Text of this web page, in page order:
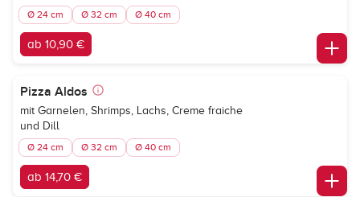
Ø 24 cm Ø 32 cm Ø 40 cm
ab 10,90 €
Pizza Aldos
mit Garnelen, Shrimps, Lachs, Creme fraiche
und Dill
Ø 24 cm Ø 32 cm Ø 40 cm
ab 14,70 €